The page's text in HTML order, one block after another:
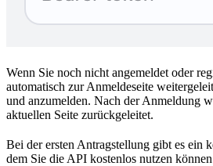
Wenn Sie noch nicht angemeldet oder
automatisch zur Anmeldeseite
und anzumelden. Nach der Anmeldung
aktuellen Seite zurückgeleitet.
Bei der ersten Antragstellung gibt es ein
dem Sie die API kostenlos nutzen